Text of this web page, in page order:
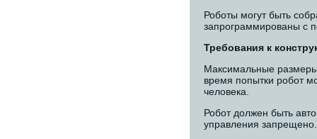
Роботы могут быть
запрограммированы с
Требования к
Максимальные
время попытки робот
человека.
Робот должен быть
управления запрещено.